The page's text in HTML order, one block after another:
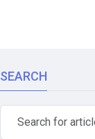
SEARCH